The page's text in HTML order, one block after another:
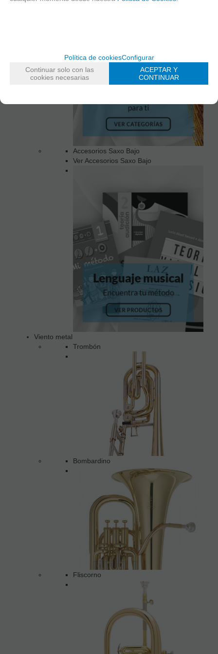
Accesorios Saxo Bajo
Ver Accesorios Saxo Bajo
Viento metal
Trombón
Bombardino
Fliscorno
Política de cookiesConfigurar
Continuar solo con las
cookies necesarias
ACEPTAR Y
CONTINUAR